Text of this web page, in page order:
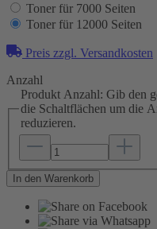
Toner für 7000 Seiten
Toner für 12000 Seiten
Preis zzgl. Versandkosten
Anzahl
Produkt Anzahl: Gib den
die Schaltflächen um die
reduzieren.
In den Warenkorb